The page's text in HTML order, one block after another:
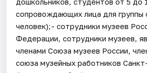
сопровождающих лица для группы
человек);- сотрудники музеев
Федерации, сотрудники музеев,
членами Союза музеев России,
союза музейных работников